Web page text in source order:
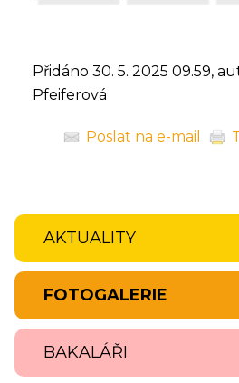
Přidáno 30. 5. 2025 09.59,
Pfeiferová
Poslat na e-mail
AKTUALITY
FOTOGALERIE
BAKALÁŘI